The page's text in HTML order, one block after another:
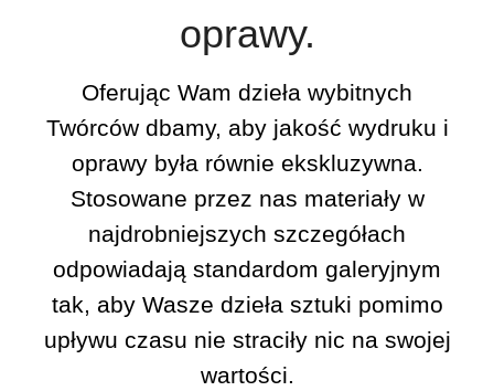
oprawy.
Oferując Wam dzieła wybitnych
Twórców dbamy, aby jakość wydruku i
oprawy była równie ekskluzywna.
Stosowane przez nas materiały w
najdrobniejszych szczegółach
odpowiadają standardom galeryjnym
tak, aby Wasze dzieła sztuki pomimo
upływu czasu nie straciły nic na swojej
wartości.